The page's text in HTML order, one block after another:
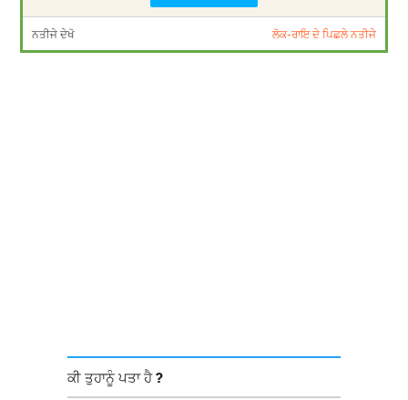
ਨਤੀਜੇ ਦੇਖੋ ਲੋਕ-ਰਾਇ ਦੇ ਪਿਛਲੇ ਨਤੀਜੇ
ਕੀ ਤੁਹਾਨੂੰ ਪਤਾ ਹੈ ?